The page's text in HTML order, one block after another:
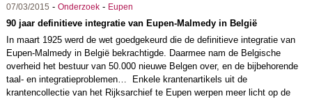
07/03/2015 - Onderzoek- Eupen
90 jaar definitieve integratie van Eupen-Malmedy in België
In maart 1925 werd de wet goedgekeurd die de definitieve integratie van
Eupen-Malmedy in België bekrachtigde. Daarmee nam de Belgische
overheid het bestuur van 50.000 nieuwe Belgen over, en de bijbehorende
taal- en integratieproblemen… Enkele krantenartikels uit de
krantencollectie van het Rijksarchief te Eupen werpen meer licht op de